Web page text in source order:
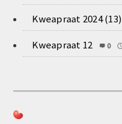
Kweapraat 2024 (13)
Kweapraat 12 0